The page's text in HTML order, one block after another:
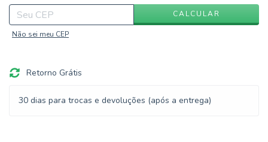
CALCULAR
Não sei meu CEP
Retorno Grátis
30 dias para trocas e devoluções (após a entrega)